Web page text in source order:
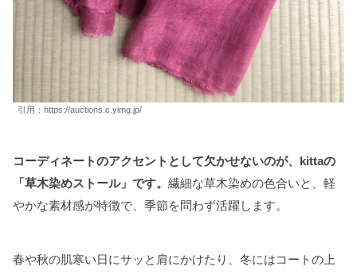
引用：https://auctions.c.yimg.jp/
コーディネートのアクセントとして欠かせないのが、kittaの
「草木染めストール」です。 繊細な草木染めの色合いと、軽
やかな素材感が特徴で、季節を問わず活躍します。
春や秋の肌寒い日にサッと肩にかけたり、冬にはコートの上